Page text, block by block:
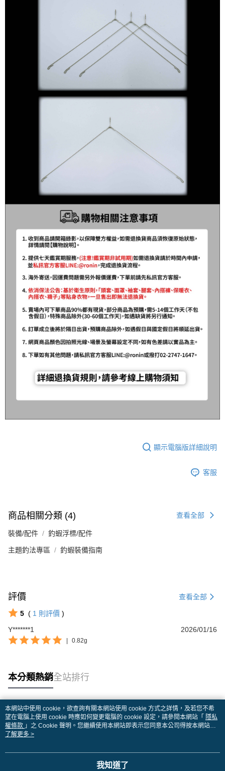
顯示電腦版詳細說明
客服
商品相關分類 (4) 查看全部
裝備/配件 釣蝦浮標/配件
主題釣法專區 釣蝦裝備指南
評價 查看全部
5 ( 1 則評價 )
Y*******1
2026/01/16
0.82g
本分類熱銷全站排行
熱門標籤
本網站中使用 cookie，欲查詢有關本網站使用 cookie 方式之詳情，及若您不希
望在電腦上使用 cookie 時應如何變更電腦的 cookie 設定，請參閱本網站「 隱私
權條款 」之 Cookie 聲明。您繼續使用本網站即表示您同意本公司得按本網站使
用條款之 Cookie 聲明使用 cookie。
了解更多 >
我知道了